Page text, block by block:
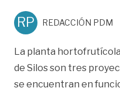
RP REDACCIÓN PDM
La planta
de Silos son tres
se encuentran en